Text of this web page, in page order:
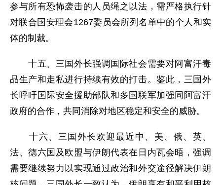
参与所有恐怖袭击的人员绳之以法，需严格执行针
对联合国安理会1267委员会所列名单中的个人和实
体的制裁。
十五、三国外长强调国际社会需要对阿富汗毒
品生产和走私进行持续有效的打击。鉴此，三国外
长呼吁国际安全援助部队和多国联军加强同阿富汗
政府的合作，共同消除对地区稳定和安全的威胁。
十六、三国外长欢迎最近中、美、俄、英、
法、德六国及欧盟与伊朗代表在日内瓦会晤，强调
需要继续努力以实现通过政治和外交途径解决伊朗